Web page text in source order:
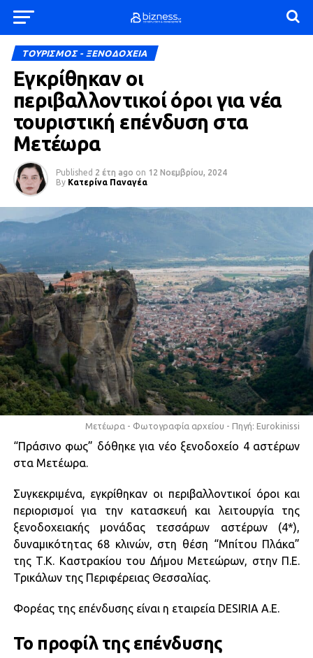
ΤΟΥΡΙΣΜΟΣ - ΞΕΝΟΔΟΧΕΙΑ
Εγκρίθηκαν οι
περιβαλλοντικοί όροι για νέα
τουριστική επένδυση στα
Μετέωρα
Published 2 έτη ago on 12 Νοεμβρίου, 2024
By Κατερίνα Παναγέα
Μετέωρα - Φωτογραφία αρχείου - Πηγή: Eurokinissi
“Πράσινο φως” δόθηκε για νέο ξενοδοχείο 4 αστέρων
στα Μετέωρα.
Συγκεκριμένα, εγκρίθηκαν οι περιβαλλοντικοί όροι και
περιορισμοί για την κατασκευή και λειτουργία της
ξενοδοχειακής μονάδας τεσσάρων αστέρων (4*),
δυναμικότητας 68 κλινών, στη θέση “Μπίτου Πλάκα”
της Τ.Κ. Καστρακίου του Δήμου Μετεώρων, στην Π.Ε.
Τρικάλων της Περιφέρειας Θεσσαλίας.
Φορέας της επένδυσης είναι η εταιρεία DESIRIA A.E.
Το προφίλ της επένδυσης